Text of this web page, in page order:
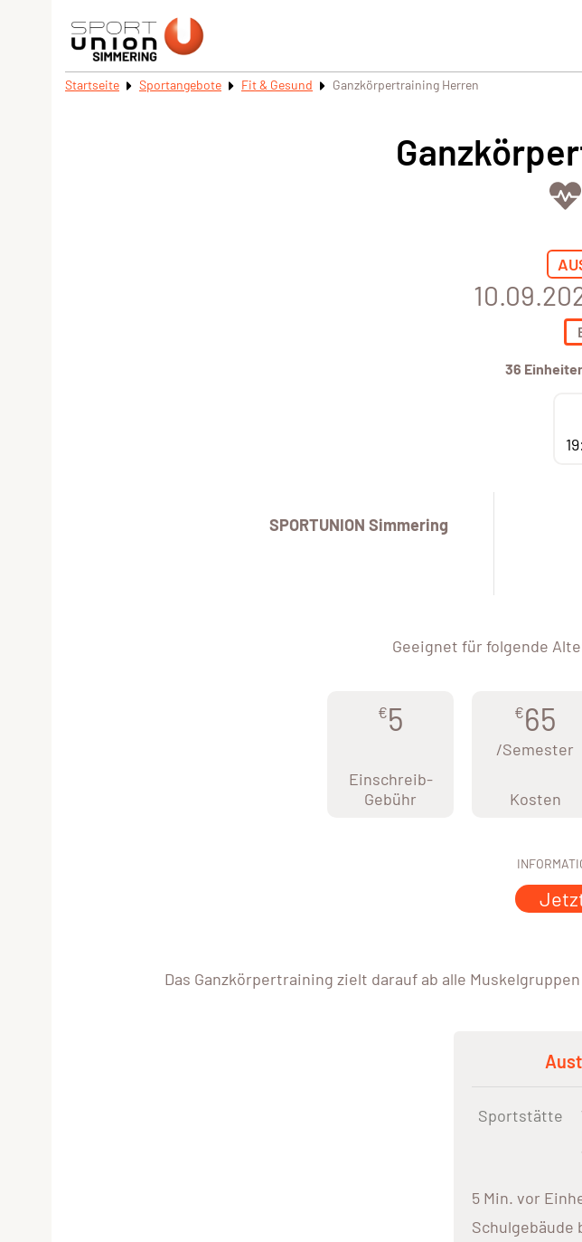
Startseite Sportangebote Fit & Gesund Ganzkörpertraining Herren
36
SPORTUNION Simmering
Geeignet für folgende
€5
Einschreib-
Gebühr
€65
/Semester
Kosten
Das Ganzkörpertraining zielt darauf ab alle
Sportstätte
5 Min. vor